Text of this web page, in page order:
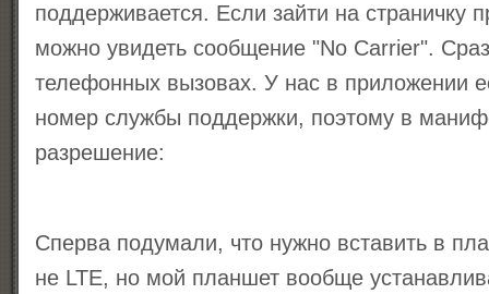
поддерживается. Если зайти на страничку
можно увидеть сообщение "No Carrier".
телефонных вызовах. У нас в приложении
номер службы поддержки, поэтому в
разрешение:
Сперва подумали, что нужно вставить в
не LTE, но мой планшет вообще